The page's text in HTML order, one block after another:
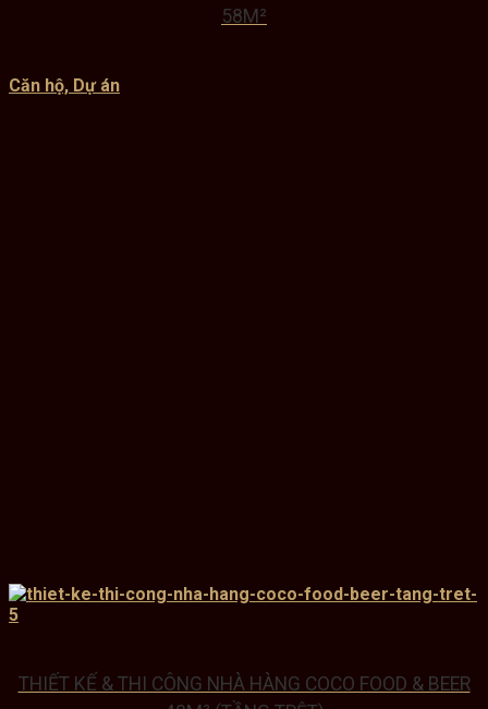
58M²
Căn hộ, Dự án
THIẾT KẾ & THI CÔNG NHÀ HÀNG COCO FOOD & BEER